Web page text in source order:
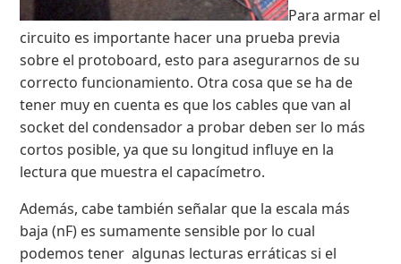
Para armar el
circuito es importante hacer una prueba previa
sobre el protoboard, esto para asegurarnos de su
correcto funcionamiento. Otra cosa que se ha de
tener muy en cuenta es que los cables que van al
socket del condensador a probar deben ser lo más
cortos posible, ya que su longitud influye en la
lectura que muestra el capacímetro.
Además, cabe también señalar que la escala más
baja (nF) es sumamente sensible por lo cual
podemos tener algunas lecturas erráticas si el